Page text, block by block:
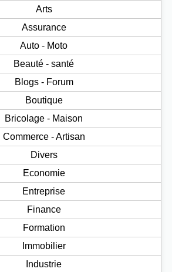
Arts
Assurance
Auto - Moto
Beauté - santé
Blogs - Forum
Boutique
Bricolage - Maison
Commerce - Artisan
Divers
Economie
Entreprise
Finance
Formation
Immobilier
Industrie